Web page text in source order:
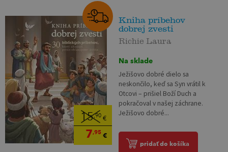
15,90€
7,95€
Kniha príbehov
dobrej zvesti
Richie Laura
Na sklade
Ježišovo dobré dielo sa
neskončilo, keď sa Syn vrátil k
Otcovi – prišiel Boží Duch a
pokračoval v našej záchrane.
Ježišovo dobré...
pridať do košíka